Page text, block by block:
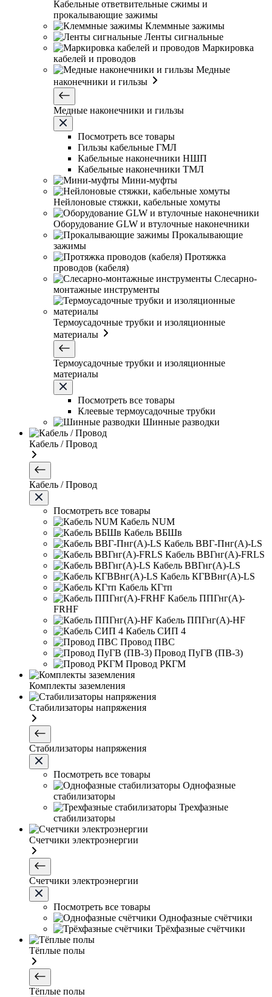
Кабельные ответвительные сжимы и
прокалывающие зажимы
Клеммные зажимы
Ленты сигнальные
Маркировка
кабелей и проводов
Медные
наконечники и гильзы
Медные наконечники и гильзы
Посмотреть все товары
Гильзы кабельные ГМЛ
Кабельные наконечники НШП
Кабельные наконечники ТМЛ
Мини-муфты
Нейлоновые стяжки, кабельные хомуты
Оборудование GLW и втулочные наконечники
Прокалывающие
зажимы
Протяжка
проводов (кабеля)
Слесарно-
монтажные инструменты
Термоусадочные трубки и изоляционные
материалы
Термоусадочные трубки и изоляционные
материалы
Посмотреть все товары
Клеевые термоусадочные трубки
Шинные разводки
Кабель / Провод
Кабель / Провод
Посмотреть все товары
Кабель NUM
Кабель ВБШв
Кабель ВВГ-Пнг(А)-LS
Кабель ВВГнг(А)-FRLS
Кабель ВВГнг(А)-LS
Кабель КГВВнг(А)-LS
Кабель КГтп
Кабель ППГнг(А)-
FRHF
Кабель ППГнг(А)-HF
Кабель СИП 4
Провод ПВС
Провод ПуГВ (ПВ-3)
Провод РКГМ
Комплекты заземления
Стабилизаторы напряжения
Стабилизаторы напряжения
Посмотреть все товары
Однофазные
стабилизаторы
Трехфазные
стабилизаторы
Счетчики электроэнергии
Счетчики электроэнергии
Посмотреть все товары
Однофазные счётчики
Трёхфазные счётчики
Тёплые полы
Тёплые полы